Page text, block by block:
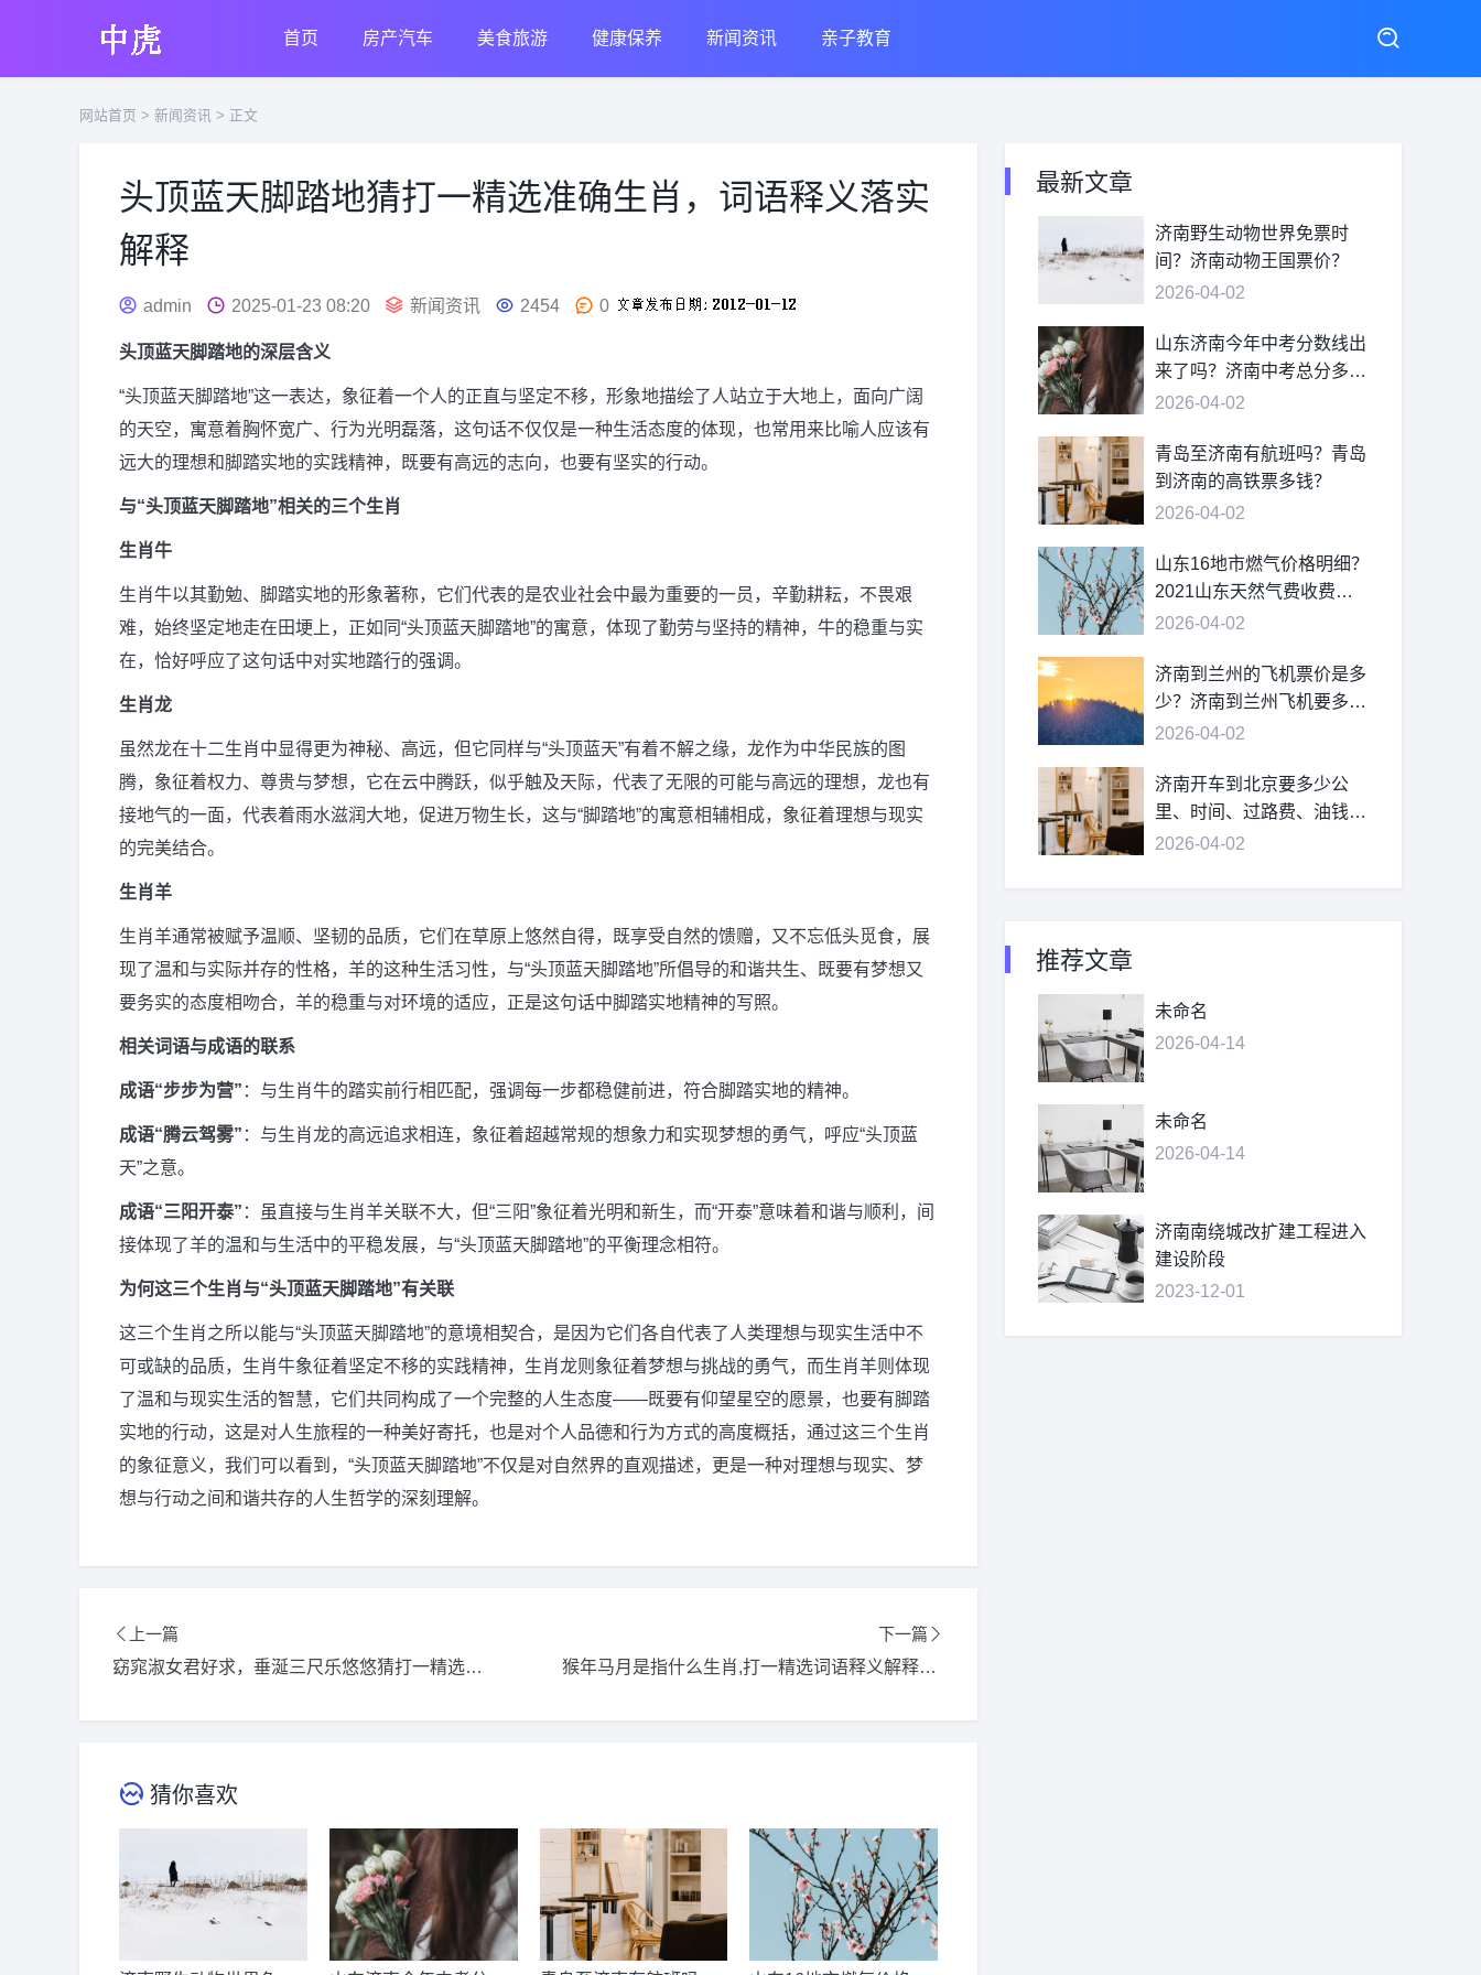
首页 房产汽车 美食旅游 健康保养 新闻资讯 亲子教育
网站首页 > 新闻资讯 > 正文
头顶蓝天脚踏地猜打一精选准确生肖，词语释义落实
解释
admin 2025-01-23 08:20 新闻资讯 2454 0
头顶蓝天脚踏地的深层含义
“头顶蓝天脚踏地”这一表达，象征着一个人的正直与坚定不移，形象地描绘了人站立于大地上，面向广阔
的天空，寓意着胸怀宽广、行为光明磊落，这句话不仅仅是一种生活态度的体现，也常用来比喻人应该有
远大的理想和脚踏实地的实践精神，既要有高远的志向，也要有坚实的行动。
与“头顶蓝天脚踏地”相关的三个生肖
生肖牛
生肖牛以其勤勉、脚踏实地的形象著称，它们代表的是农业社会中最为重要的一员，辛勤耕耘，不畏艰
难，始终坚定地走在田埂上，正如同“头顶蓝天脚踏地”的寓意，体现了勤劳与坚持的精神，牛的稳重与实
在，恰好呼应了这句话中对实地踏行的强调。
生肖龙
虽然龙在十二生肖中显得更为神秘、高远，但它同样与“头顶蓝天”有着不解之缘，龙作为中华民族的图
腾，象征着权力、尊贵与梦想，它在云中腾跃，似乎触及天际，代表了无限的可能与高远的理想，龙也有
接地气的一面，代表着雨水滋润大地，促进万物生长，这与“脚踏地”的寓意相辅相成，象征着理想与现实
的完美结合。
生肖羊
生肖羊通常被赋予温顺、坚韧的品质，它们在草原上悠然自得，既享受自然的馈赠，又不忘低头觅食，展
现了温和与实际并存的性格，羊的这种生活习性，与“头顶蓝天脚踏地”所倡导的和谐共生、既要有梦想又
要务实的态度相吻合，羊的稳重与对环境的适应，正是这句话中脚踏实地精神的写照。
相关词语与成语的联系
成语“步步为营” ：与生肖牛的踏实前行相匹配，强调每一步都稳健前进，符合脚踏实地的精神。
成语“腾云驾雾” ：与生肖龙的高远追求相连，象征着超越常规的想象力和实现梦想的勇气，呼应“头顶蓝
天”之意。
成语“三阳开泰” ：虽直接与生肖羊关联不大，但“三阳”象征着光明和新生，而“开泰”意味着和谐与顺利，间
接体现了羊的温和与生活中的平稳发展，与“头顶蓝天脚踏地”的平衡理念相符。
为何这三个生肖与“头顶蓝天脚踏地”有关联
这三个生肖之所以能与“头顶蓝天脚踏地”的意境相契合，是因为它们各自代表了人类理想与现实生活中不
可或缺的品质，生肖牛象征着坚定不移的实践精神，生肖龙则象征着梦想与挑战的勇气，而生肖羊则体现
了温和与现实生活的智慧，它们共同构成了一个完整的人生态度——既要有仰望星空的愿景，也要有脚踏
实地的行动，这是对人生旅程的一种美好寄托，也是对个人品德和行为方式的高度概括，通过这三个生肖
的象征意义，我们可以看到，“头顶蓝天脚踏地”不仅是对自然界的直观描述，更是一种对理想与现实、梦
想与行动之间和谐共存的人生哲学的深刻理解。
上一篇
窈窕淑女君好求，垂涎三尺乐悠悠猜打一精选准确生肖，词语释义落实解释
下一篇
猴年马月是指什么生肖,打一精选词语释义解释落实
猜你喜欢
最新文章
济南野生动物世界免票时
间？济南动物王国票价？
2026-04-02
山东济南今年中考分数线出
来了吗？济南中考总分多
少？
2026-04-02
青岛至济南有航班吗？青岛
到济南的高铁票多钱？
2026-04-02
山东16地市燃气价格明细？
2021山东天然气费收费标
准？
2026-04-02
济南到兰州的飞机票价是多
少？济南到兰州飞机要多
久？
2026-04-02
济南开车到北京要多少公
里、时间、过路费、油钱？
济南到北京多少公里？
2026-04-02
推荐文章
未命名
2026-04-14
未命名
2026-04-14
济南南绕城改扩建工程进入
建设阶段
2023-12-01